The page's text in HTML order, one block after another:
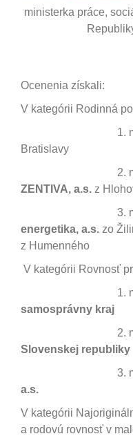
ministerka práce,
Ocenenia získali:
V kategórii Rodinná
1.
2.
ZENTIVA, a.s. z
3.
energetika, a.s. zo
z Humenného
V kategórii Rovnosť
1.
samosprávny kraj
2.
Slovenskej republiky
3.
a.s.
V kategórii
a rodovú rovnosť v